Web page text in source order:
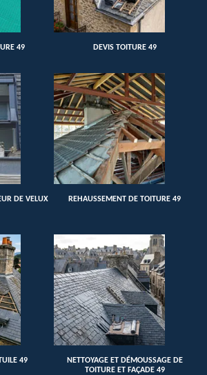
49 DEVIS TOITURE 49
DE VELUX
REHAUSSEMENT DE TOITURE 49
49
NETTOYAGE ET DÉMOUSSAGE DE
TOITURE ET FAÇADE 49